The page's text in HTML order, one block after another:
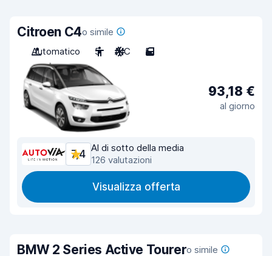
Citroen C4o simile
Automatico
5 A/C 5
93,18 €
al giorno
7,4
Al di sotto della media
126 valutazioni
Visualizza offerta
BMW 2 Series Active Tourero simile